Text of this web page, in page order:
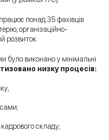
понад 35 фахівців
організаційно-
розвиток.
було виконано у мінімальні
низку процесів:
складу;